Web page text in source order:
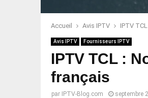
Accueil Avis IPTV IPTV
Avis IPTV Fournisseurs IPTV
IPTV TCL :
français
par IPTV-Blog.com septembre